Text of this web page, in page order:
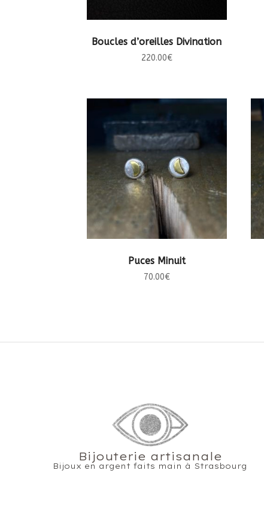
AJOUTER AU PANIER
Boucles d’oreilles Divination
220.00€
CHOIX DES OPTIONS
Puces Minuit
70.00€
Bijouterie artisanale
Bijoux en argent faits main à Strasbourg